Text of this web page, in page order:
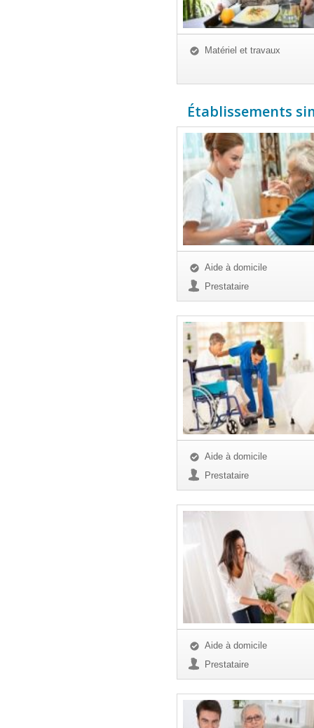
Matériel et travaux
Établissements
Aide à domicile
Prestataire
Aide à domicile
Prestataire
Aide à domicile
Prestataire